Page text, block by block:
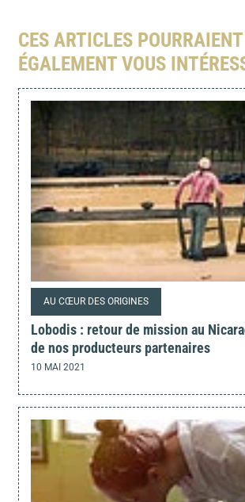
CES ARTICLES POURRAIENT
ÉGALEMENT VOUS
AU CŒUR DES ORIGINES
Lobodis : retour de mission au
de nos producteurs partenaires
10 MAI 2021